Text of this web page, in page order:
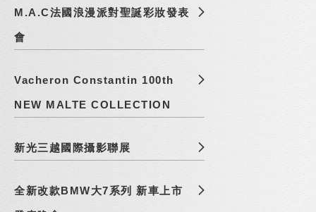
M.A.C法國浪漫派對聖誕彩妝發表
會
Vacheron Constantin 100th
NEW MALTE COLLECTION
新光三越國際攝影聯展
全新改款BMW大7系列 新車上市